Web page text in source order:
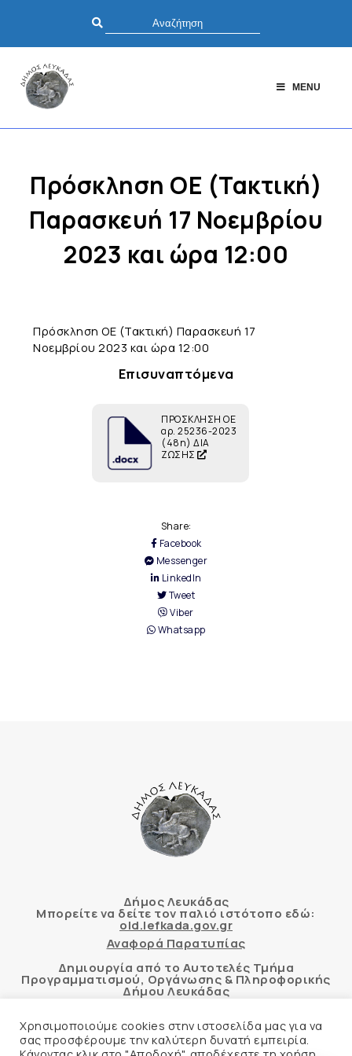
MENU
Πρόσκληση ΟΕ (Τακτική)
Παρασκευή 17 Νοεμβρίου
2023 και ώρα 12:00
Πρόσκληση ΟΕ (Τακτική) Παρασκευή 17
Νοεμβρίου 2023 και ώρα 12:00
Επισυναπτόμενα
ΠΡΟΣΚΛΗΣΗ ΟΕ
αρ. 25236-2023
(48η) ΔΙΑ
ΖΩΣΗΣ
Share:
Facebook
Messenger
LinkedIn
Tweet
Viber
Whatsapp
Δήμος Λευκάδας
Μπορείτε να δείτε τον παλιό ιστότοπο εδώ:
old.lefkada.gov.gr
Αναφορά Παρατυπίας
Δημιουργία από το Αυτοτελές Τμήμα
Προγραμματισμού, Οργάνωσης & Πληροφορικής
Δήμου Λευκάδας
Χρησιμοποιούμε cookies στην ιστοσελίδα μας για να
σας προσφέρουμε την καλύτερη δυνατή εμπειρία.